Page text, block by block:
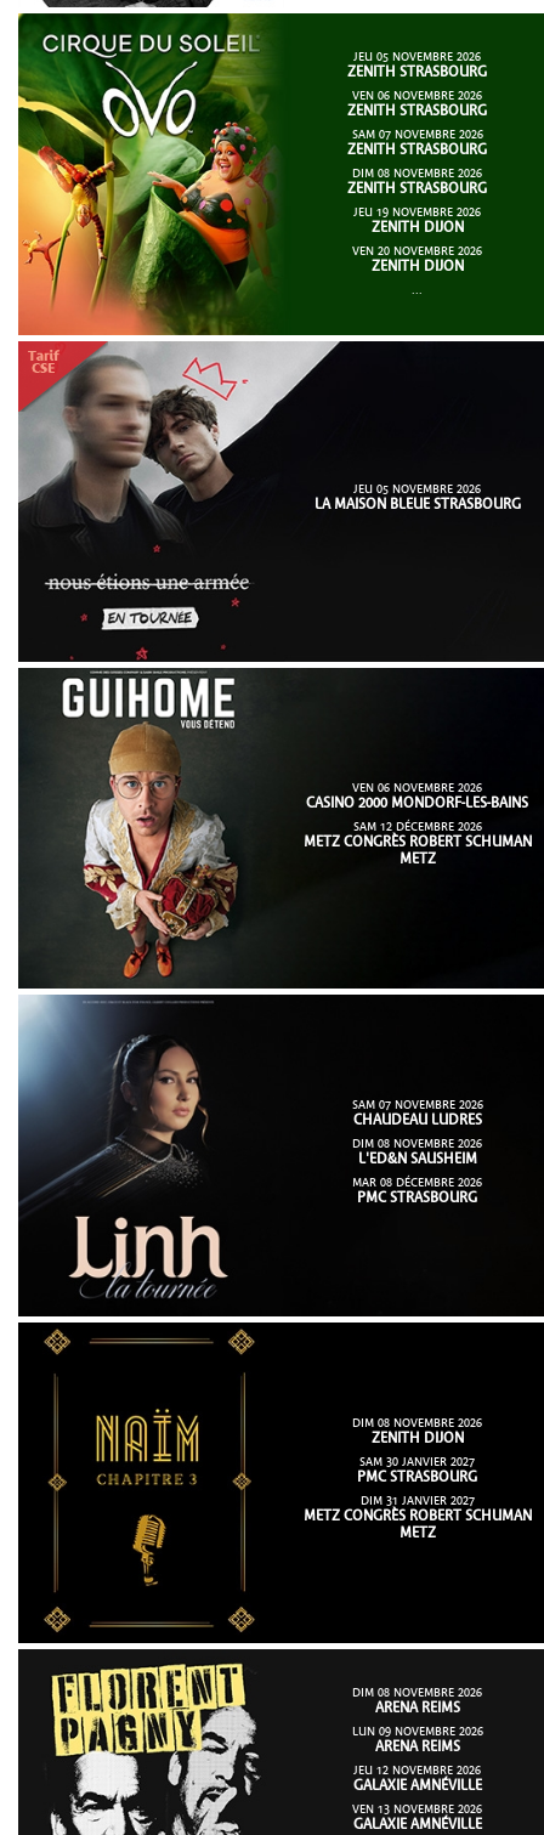
JEU 05 NOVEMBRE 2026
ZENITH STRASBOURG
VEN 06 NOVEMBRE 2026
ZENITH STRASBOURG
SAM 07 NOVEMBRE 2026
ZENITH STRASBOURG
DIM 08 NOVEMBRE 2026
ZENITH STRASBOURG
JEU 19 NOVEMBRE 2026
ZENITH DIJON
VEN 20 NOVEMBRE 2026
ZENITH DIJON
...
JEU 05 NOVEMBRE 2026
LA MAISON BLEUE STRASBOURG
VEN 06 NOVEMBRE 2026
CASINO 2000 MONDORF-LES-BAINS
SAM 12 DÉCEMBRE 2026
METZ CONGRÈS ROBERT SCHUMAN
METZ
SAM 07 NOVEMBRE 2026
CHAUDEAU LUDRES
DIM 08 NOVEMBRE 2026
L'ED&N SAUSHEIM
MAR 08 DÉCEMBRE 2026
PMC STRASBOURG
DIM 08 NOVEMBRE 2026
ZENITH DIJON
SAM 30 JANVIER 2027
PMC STRASBOURG
DIM 31 JANVIER 2027
METZ CONGRÈS ROBERT SCHUMAN
METZ
DIM 08 NOVEMBRE 2026
ARENA REIMS
LUN 09 NOVEMBRE 2026
ARENA REIMS
JEU 12 NOVEMBRE 2026
GALAXIE AMNÉVILLE
VEN 13 NOVEMBRE 2026
GALAXIE AMNÉVILLE